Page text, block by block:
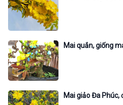
Mai quắn, giống
Mai giảo Đa Phúc,